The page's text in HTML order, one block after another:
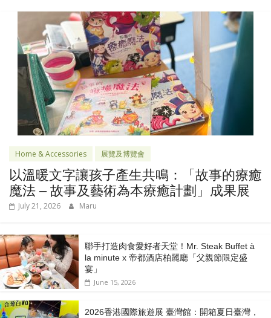
Home & Accessories 展覽及博覽會
以溫暖文字讓孩子產生共鳴：「故事的療癒
魔法 – 故事及藝術為本療癒計劃」成果展
July 21, 2026 Maru
聯手打造肉食愛好者天堂！Mr. Steak Buffet à
la minute x 帝都酒店柏麗廳「⽗親節限定盛
宴」
June 15, 2026
2026香港國際旅遊展 臺灣館：開箱夏日臺灣，